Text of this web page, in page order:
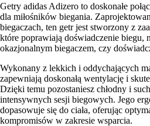
Getry adidas Adizero to doskonałe
dla miłośników biegania.
biegaczach, ten getr jest stworzony z
które poprawiają doświadczenie biegu,
okazjonalnym biegaczem, czy
Wykonany z lekkich i oddychających
zapewniają doskonałą wentylację i
Dzięki temu pozostaniesz chłodny i
intensywnych sesji biegowych. Jego
dopasowuje się do ciała, oferując
kompromisów w zakresie wsparcia.